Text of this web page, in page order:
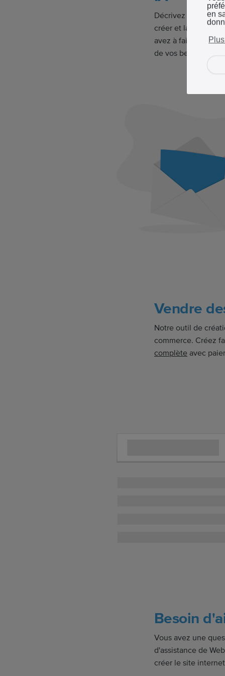
Décrivez
créer et laissez l'IA
avez à faire est de
de vos besoins.
Vendre
Notre outil de
commerce. Créez
complète avec
Besoin
Vous avez une
d'assistance de
créer le site
en